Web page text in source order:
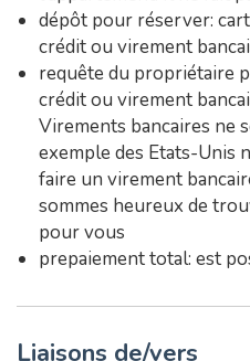
dépôt pour réserver:
crédit ou virement
requête du propriétaire
crédit ou virement
Virements bancaires ne
exemple des Etats-Unis
faire un virement
sommes heureux de
pour vous
prepaiement total: est
Liaisons de/vers